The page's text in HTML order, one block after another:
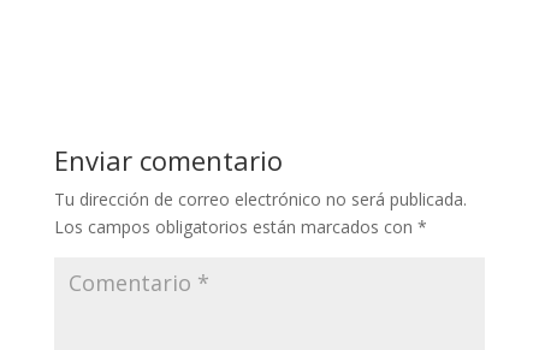
Enviar comentario
Tu dirección de correo electrónico no será publicada.
Los campos obligatorios están marcados con *